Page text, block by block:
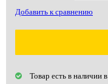
Добавить к сравнению
Товар есть в наличии в